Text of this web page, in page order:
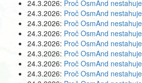
24.3.2026: Proč OsmAnd
24.3.2026: Proč OsmAnd
24.3.2026: Proč OsmAnd
24.3.2026: Proč OsmAnd
24.3.2026: Proč OsmAnd
24.3.2026: Proč OsmAnd
24.3.2026: Proč OsmAnd
24.3.2026: Proč OsmAnd